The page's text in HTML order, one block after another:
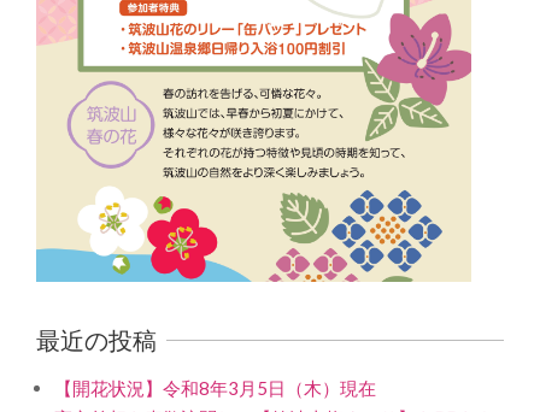
最近の投稿
【開花状況】令和8年3月5日（木）現在